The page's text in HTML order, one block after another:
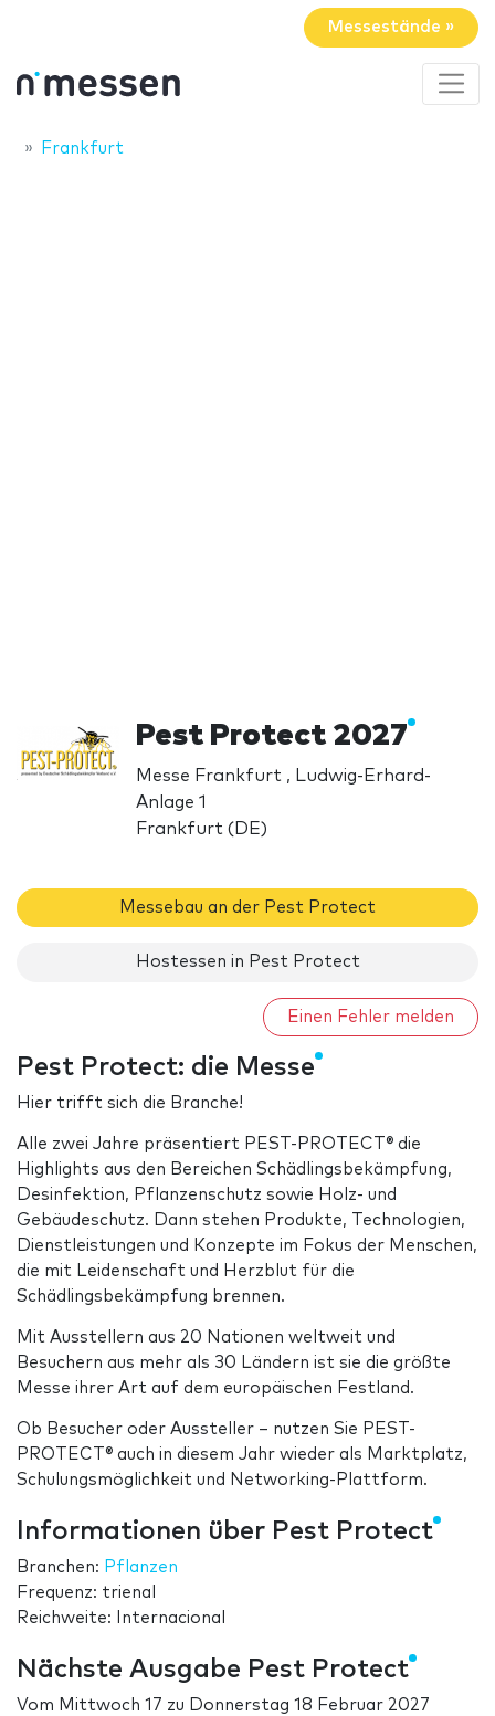
Messestände »
Frankfurt
Pest Protect 2027
Messe Frankfurt , Ludwig-Erhard-
Anlage 1
Frankfurt (DE)
Messebau an der Pest Protect
Hostessen in Pest Protect
Einen Fehler melden
Pest Protect: die Messe
Hier trifft sich die Branche!
Alle zwei Jahre präsentiert PEST-PROTECT® die
Highlights aus den Bereichen Schädlingsbekämpfung,
Desinfektion, Pflanzenschutz sowie Holz- und
Gebäudeschutz. Dann stehen Produkte, Technologien,
Dienstleistungen und Konzepte im Fokus der Menschen,
die mit Leidenschaft und Herzblut für die
Schädlingsbekämpfung brennen.
Mit Ausstellern aus 20 Nationen weltweit und
Besuchern aus mehr als 30 Ländern ist sie die größte
Messe ihrer Art auf dem europäischen Festland.
Ob Besucher oder Aussteller – nutzen Sie PEST-
PROTECT® auch in diesem Jahr wieder als Marktplatz,
Schulungsmöglichkeit und Networking-Plattform.
Informationen über Pest Protect
Branchen: Pflanzen
Frequenz: trienal
Reichweite: Internacional
Nächste Ausgabe Pest Protect
Vom Mittwoch 17 zu Donnerstag 18 Februar 2027